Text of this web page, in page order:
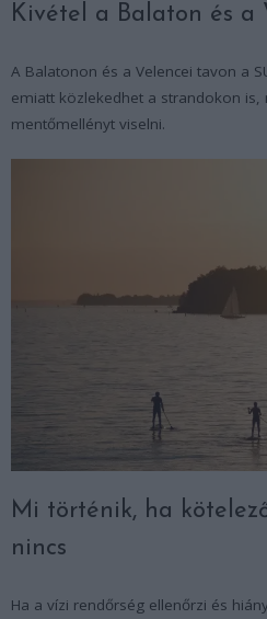
Kivétel a Balaton és a
A Balatonon és a Velencei tavon a
emiatt közlekedhet a strandokon is,
mentőmellényt viselni.
Mi történik, ha
nincs
Ha a vízi rendőrség ellenőrzi és